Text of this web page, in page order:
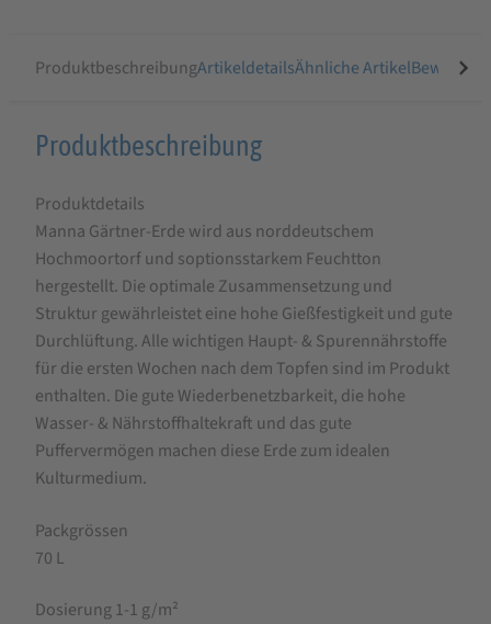
ProduktbeschreibungArtikeldetailsÄhnliche Artikel
Produktbeschreibung
Manna
Flor
Gärtnererde
70L
Produktbeschreibung
Produktdetails
Manna Gärtner-Erde wird aus norddeutschem
Hochmoortorf und soptionsstarkem Feuchtton
hergestellt. Die optimale Zusammensetzung und
Struktur gewährleistet eine hohe Gießfestigkeit und gute
Durchlüftung. Alle wichtigen Haupt- & Spurennährstoffe
für die ersten Wochen nach dem Topfen sind im Produkt
enthalten. Die gute Wiederbenetzbarkeit, die hohe
Wasser- & Nährstoffhaltekraft und das gute
Puffervermögen machen diese Erde zum idealen
Kulturmedium.
Packgrössen
70 L
Dosierung 1-1 g/m²